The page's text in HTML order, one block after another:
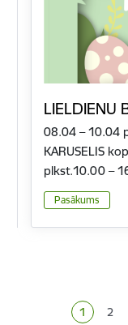
LIELDIENU
08.04 – 10.04
KARUSELIS
plkst.10.00 –
Pasākums
1 Lapa
2